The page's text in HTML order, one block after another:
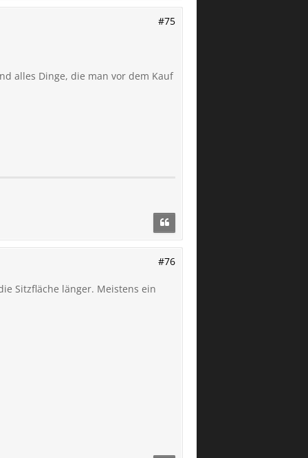
#75
alles Dinge, die man vor dem Kauf
#76
Sitzfläche länger. Meistens ein